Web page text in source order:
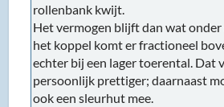
rollenbank kwijt.
Het vermogen blijft dan wat onder
het koppel komt er fractioneel
echter bij een lager toerental. Dat
persoonlijk prettiger; daarnaast
ook een sleurhut mee.